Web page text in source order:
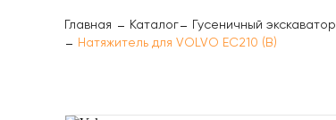
Главная Каталог Гусеничный экскаватор
Натяжитель для VOLVO EC210 (B)